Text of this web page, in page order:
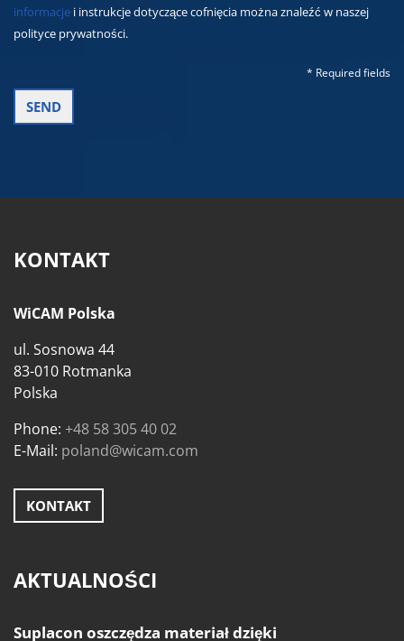
informacje i instrukcje dotyczące cofnięcia można znaleźć w naszej
polityce prywatności.
* Required fields
KONTAKT
WiCAM Polska
ul. Sosnowa 44
83-010 Rotmanka
Polska
Phone: +48 58 305 40 02
E-Mail: poland@wicam.com
KONTAKT
AKTUALNOŚCI
Suplacon oszczędza materiał dzięki